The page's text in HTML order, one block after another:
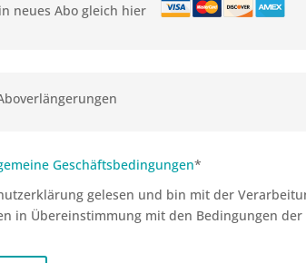
neues Abo gleich hier
Geschäftsbedingungen*
gelesen und bin mit der
in Übereinstimmung mit den Bedingungen